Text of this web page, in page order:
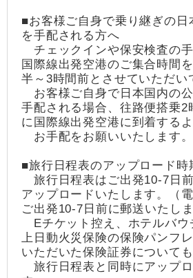
■お客様ご自身で乗り継ぎの日
を手配される方へ
チェックインや保安検査の手
国際線出発空港のご集合時間
半～3時間前とさせていただい
お客様ご自身で日本国内の
手配される場合、往路便搭乗2
に国際線出発空港に到着する
お手配をお願いいたします。
■旅行日程表のアップロード時
旅行日程表はご出発10-7日
アップロードいたします。（
ご出発10-7日前に郵送いたしま
Eチケット控え、ホテルバウ
上日動火災保険の保険パンフ
いただいた保険証券についても
旅行日程表と同時にアップ